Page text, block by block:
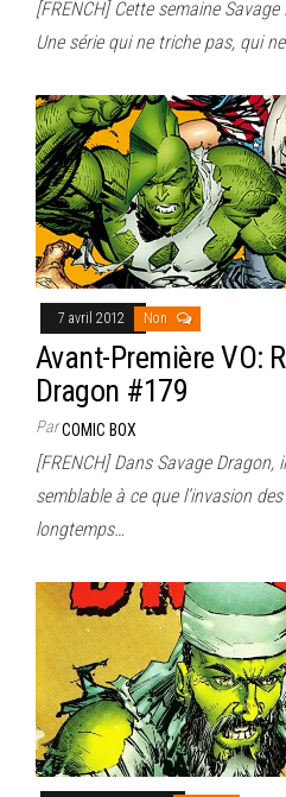
[FRENCH] Cette semaine
Une série qui ne triche pas, qui
7 avril 2012 Non
Avant-Première VO:
Dragon #179
ParCOMIC BOX
[FRENCH] Dans Savage
semblable à ce que l’invasion
longtemps…